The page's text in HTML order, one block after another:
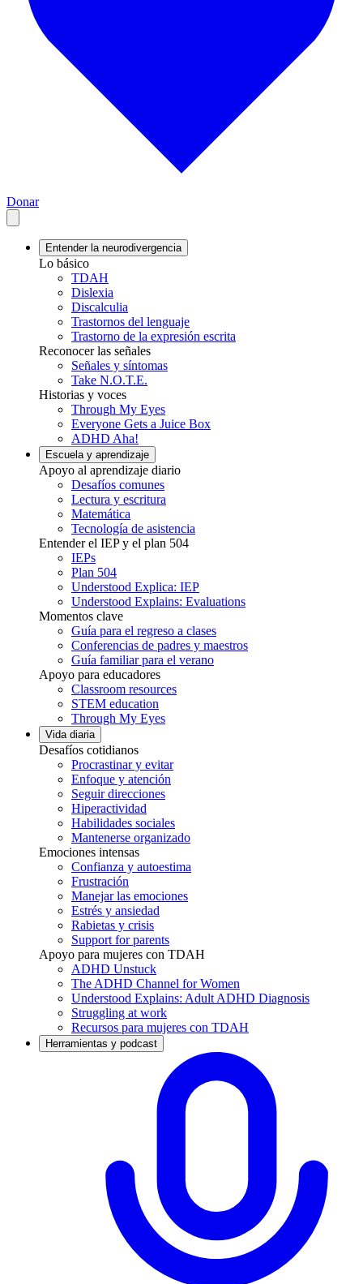
Donar
Entender la neurodivergencia
Lo básico
TDAH
Dislexia
Discalculia
Trastornos del lenguaje
Trastorno de la expresión escrita
Reconocer las señales
Señales y síntomas
Take N.O.T.E.
Historias y voces
Through My Eyes
Everyone Gets a Juice Box
ADHD Aha!
Escuela y aprendizaje
Apoyo al aprendizaje diario
Desafíos comunes
Lectura y escritura
Matemática
Tecnología de asistencia
Entender el IEP y el plan 504
IEPs
Plan 504
Understood Explica: IEP
Understood Explains: Evaluations
Momentos clave
Guía para el regreso a clases
Conferencias de padres y maestros
Guía familiar para el verano
Apoyo para educadores
Classroom resources
STEM education
Through My Eyes
Vida diaria
Desafíos cotidianos
Procrastinar y evitar
Enfoque y atención
Seguir direcciones
Hiperactividad
Habilidades sociales
Mantenerse organizado
Emociones intensas
Confianza y autoestima
Frustración
Manejar las emociones
Estrés y ansiedad
Rabietas y crisis
Support for parents
Apoyo para mujeres con TDAH
ADHD Unstuck
The ADHD Channel for Women
Understood Explains: Adult ADHD Diagnosis
Struggling at work
Recursos para mujeres con TDAH
Herramientas y podcast